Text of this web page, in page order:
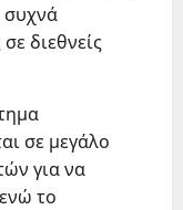
συχνά
διεθνείς
σε μεγάλο
για να
το